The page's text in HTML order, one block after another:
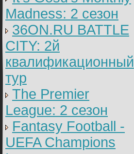
Madness: 2 сезон
36ON.RU BATTLE
CITY: 2й
квалификационный
тур
The Premier
League: 2 cезон
Fantasy Football -
UEFA Champions